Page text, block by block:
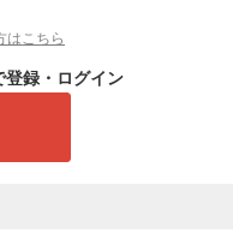
はこちら
登録・ログイン